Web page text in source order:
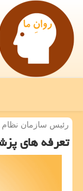
رئیس سازمان
تعرفه های